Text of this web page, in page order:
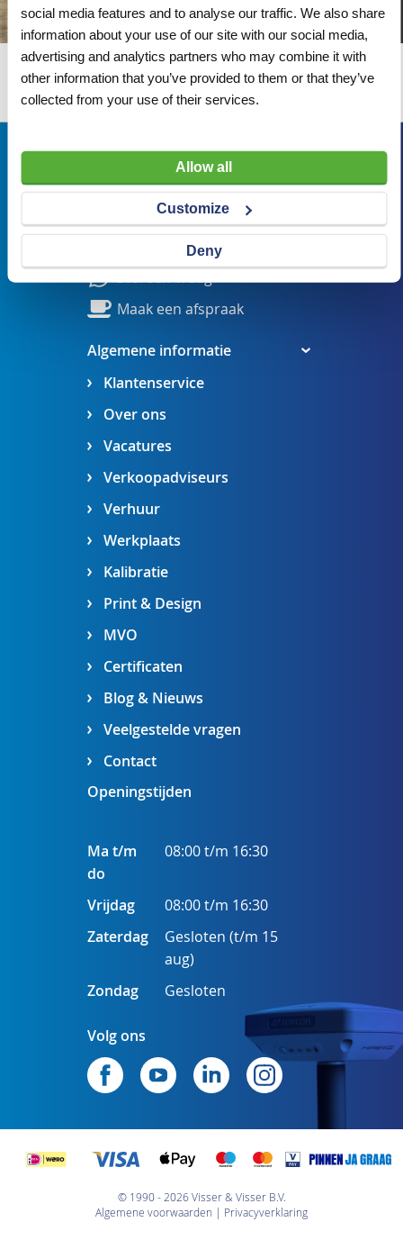
social media features and to analyse our traffic. We also share
information about your use of our site with our social media,
advertising and analytics partners who may combine it with
other information that you’ve provided to them or that they’ve
collected from your use of their services.
Allow all
Customize
Deny
Wij adviseren u graag
Algemene informatie
Klantenservice
Over ons
Vacatures
Verkoopadviseurs
Verhuur
Werkplaats
Kalibratie
Print & Design
MVO
Certificaten
Blog & Nieuws
Veelgestelde vragen
Contact
Bezoekadres
Veldsteen 25, 4815 PK Breda
verkoop@visserbreda.nl
076 541 5073
Stel een vraag
Maak een afspraak
Openingstijden
Ma t/m
do
08:00 t/m 16:30
Vrijdag
08:00 t/m 16:30
Zaterdag
Gesloten (t/m 15
aug)
Zondag
Gesloten
Volg ons
© 1990 - 2026 Visser & Visser B.V.
Algemene voorwaarden
Privacyverklaring